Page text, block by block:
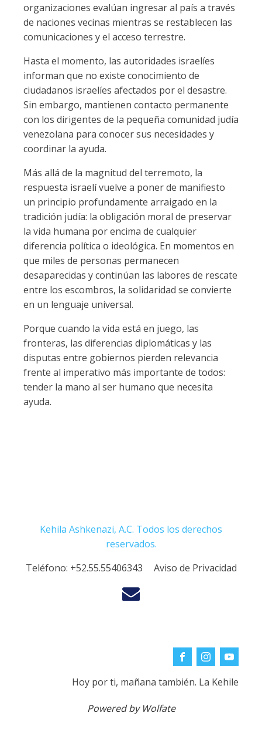
organizaciones evalúan ingresar al país a través
de naciones vecinas mientras se restablecen las
comunicaciones y el acceso terrestre.
Hasta el momento, las autoridades israelíes
informan que no existe conocimiento de
ciudadanos israelíes afectados por el desastre.
Sin embargo, mantienen contacto permanente
con los dirigentes de la pequeña comunidad judía
venezolana para conocer sus necesidades y
coordinar la ayuda.
Más allá de la magnitud del terremoto, la
respuesta israelí vuelve a poner de manifiesto
un principio profundamente arraigado en la
tradición judía: la obligación moral de preservar
la vida humana por encima de cualquier
diferencia política o ideológica. En momentos en
que miles de personas permanecen
desaparecidas y continúan las labores de rescate
entre los escombros, la solidaridad se convierte
en un lenguaje universal.
Porque cuando la vida está en juego, las
fronteras, las diferencias diplomáticas y las
disputas entre gobiernos pierden relevancia
frente al imperativo más importante de todos:
tender la mano al ser humano que necesita
ayuda.
Kehila Ashkenazi, A.C. Todos los derechos
reservados.
Teléfono: +52.55.55406343 Aviso de Privacidad
Hoy por ti, mañana también. La Kehile
Powered by Wolfate